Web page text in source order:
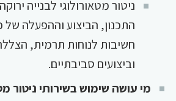
ניטור מטאורולוגי לבנייה
התכנון, הביצוע וההפעלה של
חשיבות לנוחות תרמית,
וביצועים סביבתיים.
מי עושה שימוש בשירותי ניטור